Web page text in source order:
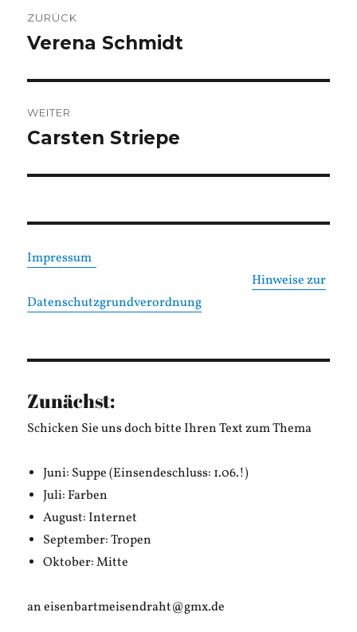
ZURÜCK
Vorheriger
Verena Schmidt
WEITER
Nächster
Carsten Striepe
Impressum
Hinweise zur
Datenschutzgrundverordnung
Zunächst:
Schicken Sie uns doch bitte Ihren Text zum Thema
Juni: Suppe (Einsendeschluss: 1.06.!)
Juli: Farben
August: Internet
September: Tropen
Oktober: Mitte
an eisenbartmeisendraht@gmx.de